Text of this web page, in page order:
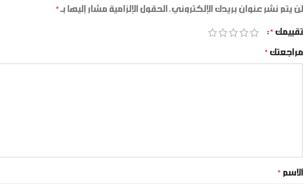
لن يتم نشر عنوان بريدك الإلكتروني. الحقول الإلزامية مشار إليها بـ *
تقييمك *
مراجعتك *
الاسم *